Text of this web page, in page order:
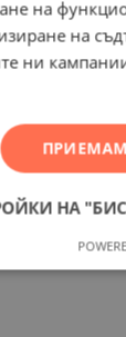
на
на
ни
НА